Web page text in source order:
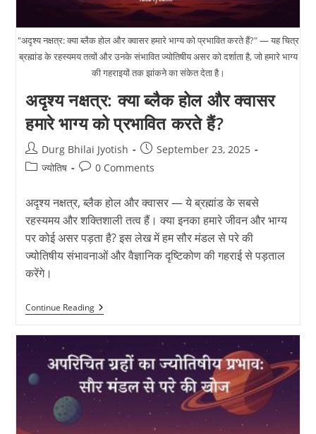
"अदृश्य नक्षत्र: क्या ब्लैक होल और क्वासर हमारे भाग्य को प्रभावित करते हैं?" — यह चित्र
ब्रह्मांड के रहस्यमय तत्वों और उनके संभावित ज्योतिषीय असर को दर्शाता है, जो हमारे भाग्य
की गहराइयों तक झांकने का संकेत देता है।
अदृश्य नक्षत्र: क्या ब्लैक होल और क्वासर
हमारे भाग्य को प्रभावित करते हैं?
Post
author:
Durg Bhilai Jyotish
Post
published:
September 23, 2025
Postज्योतिष
Post0 Comments
अदृश्य नक्षत्र, ब्लैक होल और क्वासर — ये ब्रह्मांड के सबसे
रहस्यमय और शक्तिशाली तत्व हैं। क्या इनका हमारे जीवन और भाग्य
पर कोई असर पड़ता है? इस लेख में हम सौर मंडल से परे की
ज्योतिषीय संभावनाओं और वैज्ञानिक दृष्टिकोण की गहराई से पड़ताल
करेंगे।
Continue Readingअदृश्य
नक्षत्र:
ब्लैक
और
क्वासर
हमारे
भाग्य